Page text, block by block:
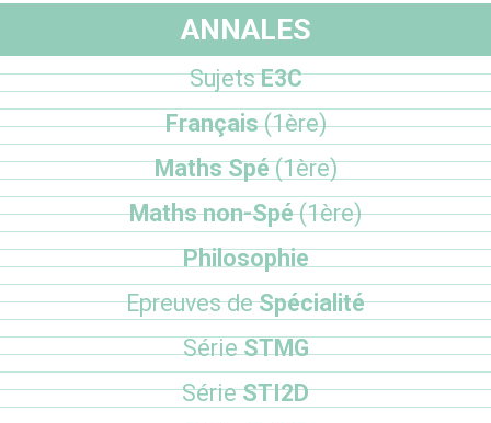
ANNALES
SujetsE3C
Français(1ère)
Maths Spé(1ère)
Maths non-Spé(1ère)
Philosophie
Epreuves deSpécialité
SérieSTMG
SérieSTI2D